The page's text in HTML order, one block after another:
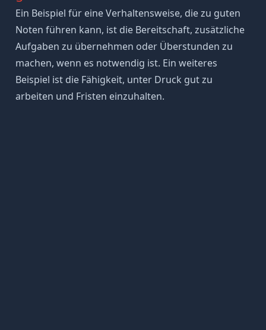
Ein Beispiel für eine Verhaltensweise, die zu guten
Noten führen kann, ist die Bereitschaft, zusätzliche
Aufgaben zu übernehmen oder Überstunden zu
machen, wenn es notwendig ist. Ein weiteres
Beispiel ist die Fähigkeit, unter Druck gut zu
arbeiten und Fristen einzuhalten.